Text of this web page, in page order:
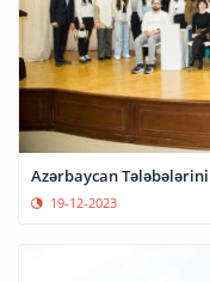
Azərbaycan
19-12-2023